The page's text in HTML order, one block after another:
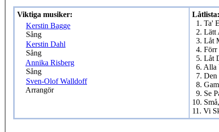
Viktiga musiker:
Kerstin Bagge
Sång
Kerstin Dahl
Sång
Annika Risberg
Sång
Sven-Olof Walldoff
Arrangör
Låtlista:
1. Ta'
2. Lätt
3. Låt
4. Förr
5. Låt
6. Alla
7.
8.
9. Se
10.
11. Vi